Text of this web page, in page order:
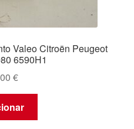
Valeo Citroën Peugeot
6590H1
€